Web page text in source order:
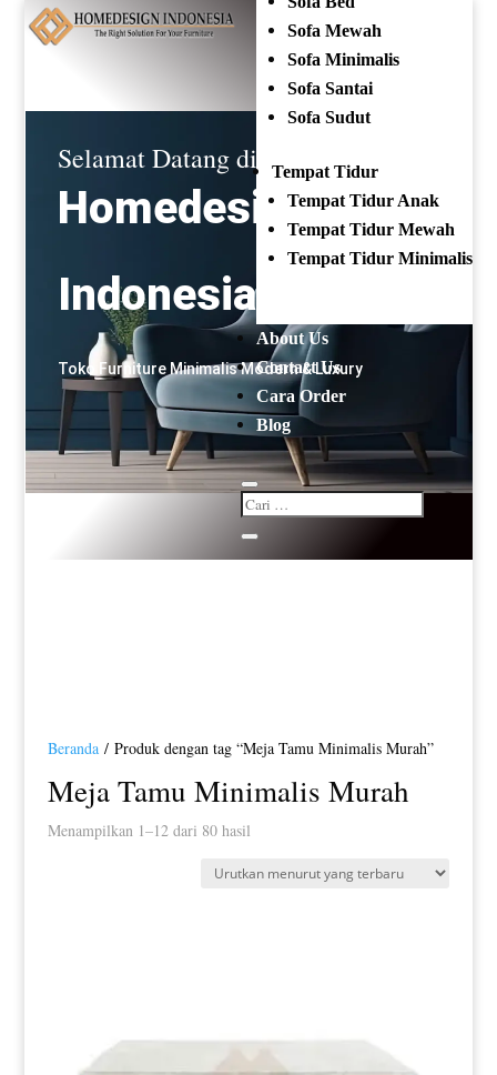
OPEN EVERYDAY
(+62) 81 229 604 267
Selamat Datang di
Homedesign
Indonesia
Toko Furniture Minimalis Modern & Luxury
Sofa Mewah
Sofa Minimalis
Sofa Santai
Sofa Sudut
Tempat Tidur
Tempat Tidur Anak
Tempat Tidur Mewah
Tempat Tidur Minimalis
About Us
Contact Us
Cara Order
Blog
Beranda/ Produk dengan tag “Meja Tamu Minimalis Murah”
Meja Tamu Minimalis Murah
Menampilkan 1–12 dari 80 hasilDiurutkan
yang